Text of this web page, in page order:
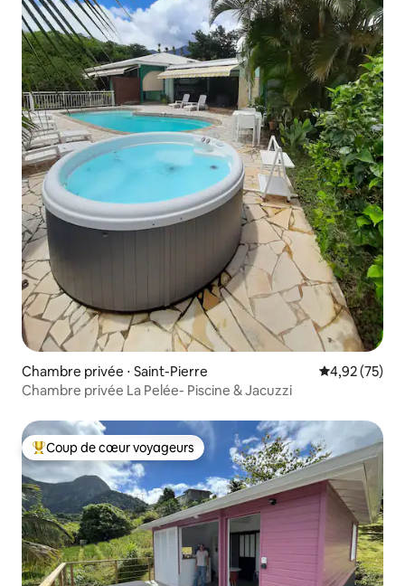
Chambre privée ⋅ Saint-Pierre Évaluation
4,92 (75)
Chambre privée La Pelée- Piscine & Jacuzzi
Coups de cœur voyageurs les plus appréciés
Coup de cœur voyageurs